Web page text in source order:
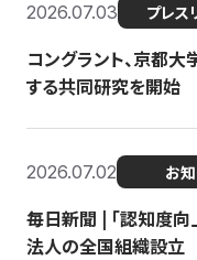
2026.07.03 プレス
コングラント、京都大
する共同研究を開始
2026.07.02 お
毎日新聞 | 「認知度
法人の全国組織設立